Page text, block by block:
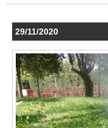
29/11/2020